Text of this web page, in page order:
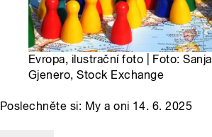
Evropa, ilustrační foto | Foto: Sanja
Gjenero, Stock Exchange
Poslechněte si: My a oni 14. 6. 2025